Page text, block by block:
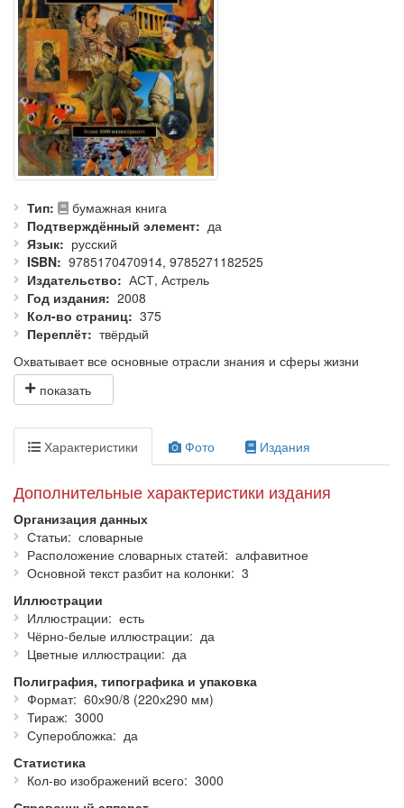
Тип
бумажная книга
Подтверждённый элемент
да
Язык
русский
ISBN
9785170470914, 9785271182525
Издательство
АСТ, Астрель
Год издания
2008
Кол-во страниц
375
Переплёт
твёрдый
Охватывает все основные отрасли знания и сферы жизни
общества: история, география, искусство, литература, наука и
другие.
Предназначен для самого широкого круга читателей.
Характеристики Фото Издания
Дополнительные характеристики издания
Организация данных
Статьи
словарные
Расположение словарных статей
алфавитное
Основной текст разбит на колонки
3
Иллюстрации
Иллюстрации
есть
Чёрно-белые иллюстрации
да
Цветные иллюстрации
да
Полиграфия, типографика и упаковка
Формат 60х90/8 (220х290 мм)
Тираж 3000
Суперобложка
да
Статистика
Кол-во изображений всего 3000